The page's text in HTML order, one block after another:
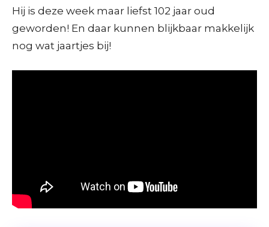
Hij is deze week maar liefst 102 jaar oud
geworden! En daar kunnen blijkbaar makkelijk
nog wat jaartjes bij!